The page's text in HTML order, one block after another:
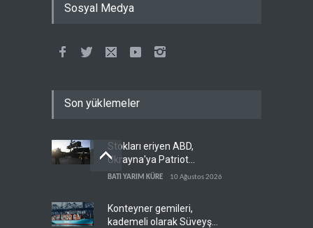
Sosyal Medya
Son yüklemeler
Stokları eriyen ABD,
Ukrayna'ya Patriot
vermemek için bahane
BATI YARIM KÜRE 10 Ağustos 2026
Konteyner gemileri,
kademeli olarak Süveyş